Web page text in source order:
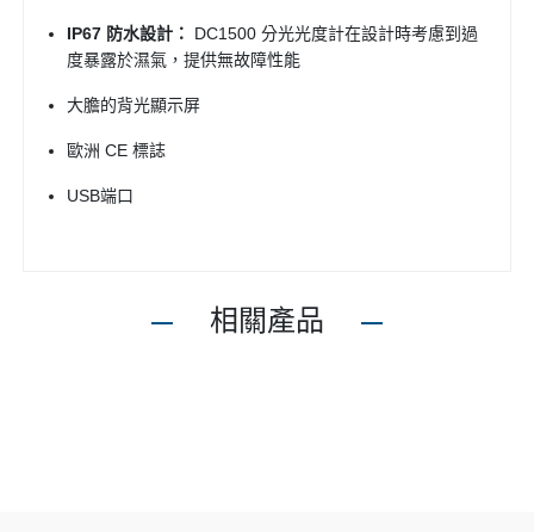
IP67 防水設計：
DC1500 分光光度計在設計時考慮到過
度暴露於濕氣，提供無故障性能
大膽的背光顯示屏
歐洲 CE 標誌
USB端口
相關產品